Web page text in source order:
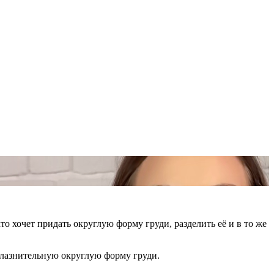
хочет придать округлую форму груди, разделить её и в то же
округлую форму груди.